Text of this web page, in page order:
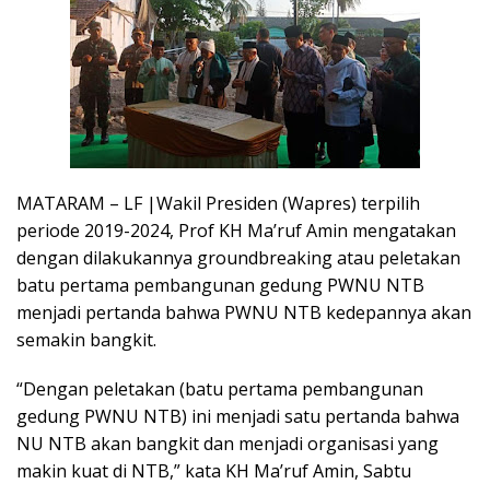
MATARAM – LF |Wakil Presiden (Wapres) terpilih
periode 2019-2024, Prof KH Ma’ruf Amin mengatakan
dengan dilakukannya groundbreaking atau peletakan
batu pertama pembangunan gedung PWNU NTB
menjadi pertanda bahwa PWNU NTB kedepannya akan
semakin bangkit.
“Dengan peletakan (batu pertama pembangunan
gedung PWNU NTB) ini menjadi satu pertanda bahwa
NU NTB akan bangkit dan menjadi organisasi yang
makin kuat di NTB,” kata KH Ma’ruf Amin, Sabtu